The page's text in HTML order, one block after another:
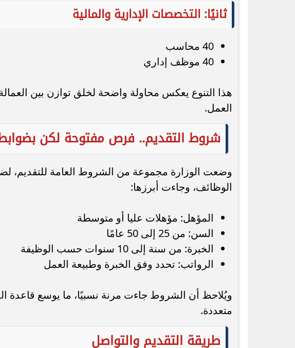
ثانيًا: التخصصات الإدارية والمالية
40 محاسب
40 موظف إداري
هذا التنوع يعكس محاولة واضحة لخلق توازن بين
العمل.
شروط التقديم.. فرص مفتوحة لكن
وضعت الوزارة مجموعة من الشروط العامة للتقديم،
الوظائف، وجاءت أبرزها:
المؤهل: مؤهلات عليا أو متوسطة
السن: من 25 إلى 50 عامًا
الخبرة: من سنة إلى 10 سنوات حسب الوظيفة
الرواتب: تحدد وفق الخبرة وطبيعة العمل
ويُلاحظ أن الشروط جاءت مرنة نسبيًا، ما يوسع قاعدة
متعددة.
طريقة التقديم والتواصل